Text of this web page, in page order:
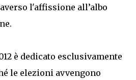
l'affissione all’albo
è dedicato esclusivamente
le elezioni avvengono